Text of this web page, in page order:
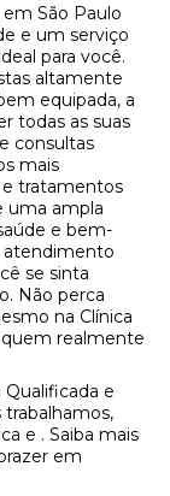
São Paulo
e um serviço
para você.
altamente
equipada, a
todas as suas
consultas
mais
e tratamentos
uma ampla
e bem-
atendimento
se sinta
Não perca
na Clínica
quem realmente
e
e . Saiba mais
em